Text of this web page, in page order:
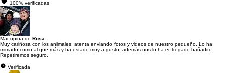
100% verificadas
Mar opina de Rosa:
Muy cariñosa con los animales, atenta enviando fotos y videos de nuestro pequeño. Lo ha
mimado como al que más y ha estado muy a gusto, además nos lo ha entregado bañadito.
Repetiremos seguro.
Verificada